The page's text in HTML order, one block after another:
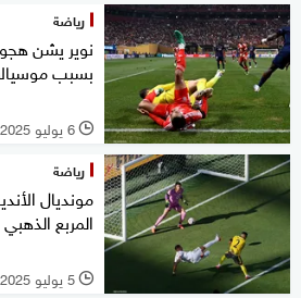
رياضة
نوير يشن
بسبب
l 6 يوليو 2025
رياضة
مونديال
المربع الذهبي
l 5 يوليو 2025